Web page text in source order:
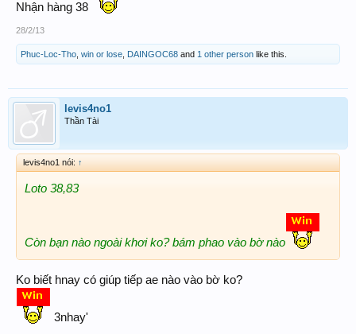
Nhận hàng 38
28/2/13
Phuc-Loc-Tho win or lose DAINGOC68 and 1 other person like this.
levis4no1
Thần Tài
levis4no1 nói: ↑
Loto 38,83
Còn bạn nào ngoàikhơi ko? bám phao vào bờ nào
Ko biết hnay có giúp tiếp ae nào vào bờ ko?
3nhay'